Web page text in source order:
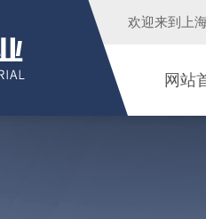
欢迎来到 上
网站